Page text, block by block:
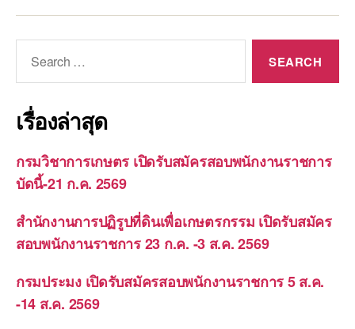
เรื่องล่าสุด
กรมวิชาการเกษตร เปิดรับสมัครสอบพนักงานราชการ
บัดนี้-21 ก.ค. 2569
สำนักงานการปฏิรูปที่ดินเพื่อเกษตรกรรม เปิดรับสมัคร
สอบพนักงานราชการ 23 ก.ค. -3 ส.ค. 2569
กรมประมง เปิดรับสมัครสอบพนักงานราชการ 5 ส.ค.
-14 ส.ค. 2569